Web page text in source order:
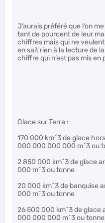
J’aurais préféré que l’on
tant de pourcent de leur
chiffres mais qui ne
en sait rien à la lecture de la
chiffre qui n’est pas mis en
Glace sur Terre :
170 000 km^3 de glace
000 000 000 000 m^3 ou
2 850 000 km^3 de glace
000 m^3 ou tonne
20 000 km^3 de banquise
000 m^3 ou tonne
26 500 000 km^3 de glace
000 000 000 m^3 ou tonne